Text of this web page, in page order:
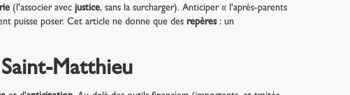
(l'associer avec justice, sans la surcharger). Anticiper « l'après-parents
puisse poser. Cet article ne donne que des repères: un
Matthieu